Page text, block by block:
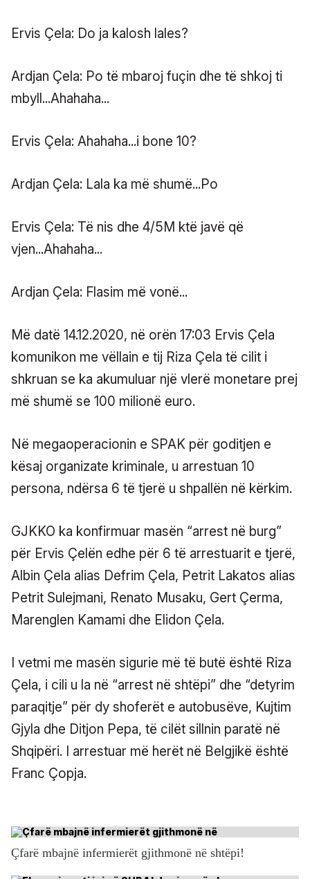
Ervis Çela: Do ja kalosh lales?
Ardjan Çela: Po të mbaroj fuçin dhe të shkoj ti
mbyll...Ahahaha...
Ervis Çela: Ahahaha...i bone 10?
Ardjan Çela: Lala ka më shumë...Po
Ervis Çela: Të nis dhe 4/5M ktë javë që
vjen...Ahahaha...
Ardjan Çela: Flasim më vonë...
Më datë 14.12.2020, në orën 17:03 Ervis Çela
komunikon me vëllain e tij Riza Çela të cilit i
shkruan se ka akumuluar një vlerë monetare prej
më shumë se 100 milionë euro.
Në megaoperacionin e SPAK për goditjen e
kësaj organizate kriminale, u arrestuan 10
persona, ndërsa 6 të tjerë u shpallën në kërkim.
GJKKO ka konfirmuar masën “arrest në burg”
për Ervis Çelën edhe për 6 të arrestuarit e tjerë,
Albin Çela alias Defrim Çela, Petrit Lakatos alias
Petrit Sulejmani, Renato Musaku, Gert Çerma,
Marenglen Kamami dhe Elidon Çela.
I vetmi me masën sigurie më të butë është Riza
Çela, i cili u la në “arrest në shtëpi” dhe “detyrim
paraqitje” për dy shoferët e autobusëve, Kujtim
Gjyla dhe Ditjon Pepa, të cilët sillnin paratë në
Shqipëri. I arrestuar më herët në Belgjikë është
Franc Çopja.
Çfarë mbajnë infermierët gjithmonë në shtëpi!